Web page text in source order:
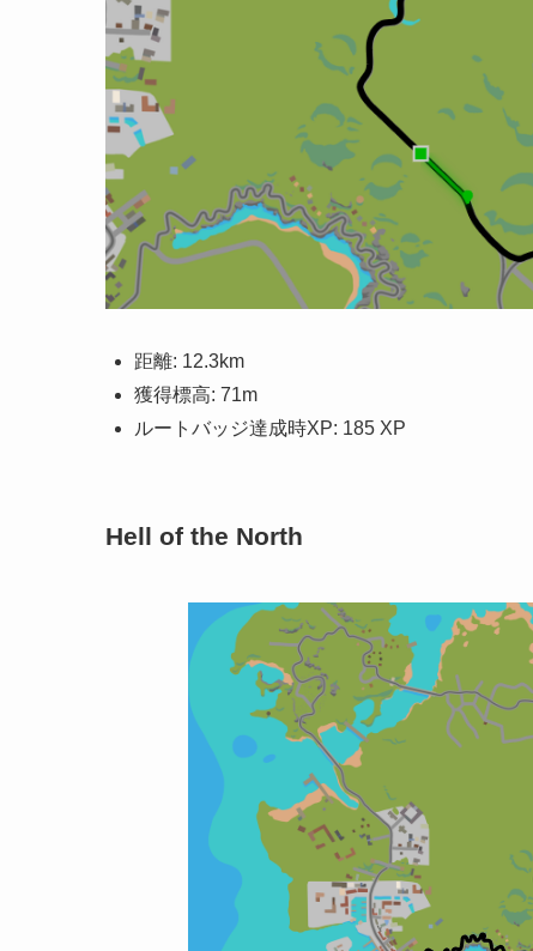
距離: 12.3km
獲得標高: 71m
ルートバッジ達成時XP: 185 XP
Hell of the North